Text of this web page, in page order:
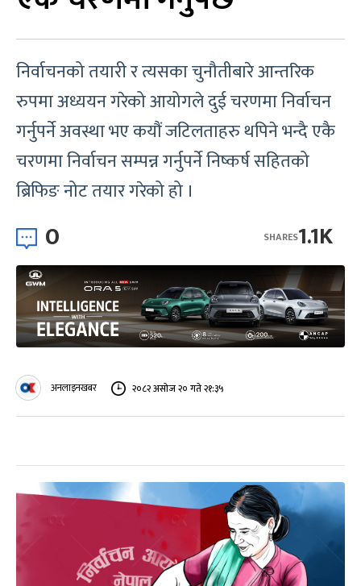
निर्वाचनको तयारी र त्यसका चुनौतीबारे आन्तरिक
रुपमा अध्ययन गरेको आयोगले दुई चरणमा निर्वाचन
गर्नुपर्ने अवस्था भए कयौं जटिलताहरु थपिने भन्दै एकै
चरणमा निर्वाचन सम्पन्न गर्नुपर्ने निष्कर्ष सहितको
ब्रिफिङ नोट तयार गरेको हो ।
0 1.1K
SHARES
अनलाइनखबर २०८२ असोज २० गते २१:३५